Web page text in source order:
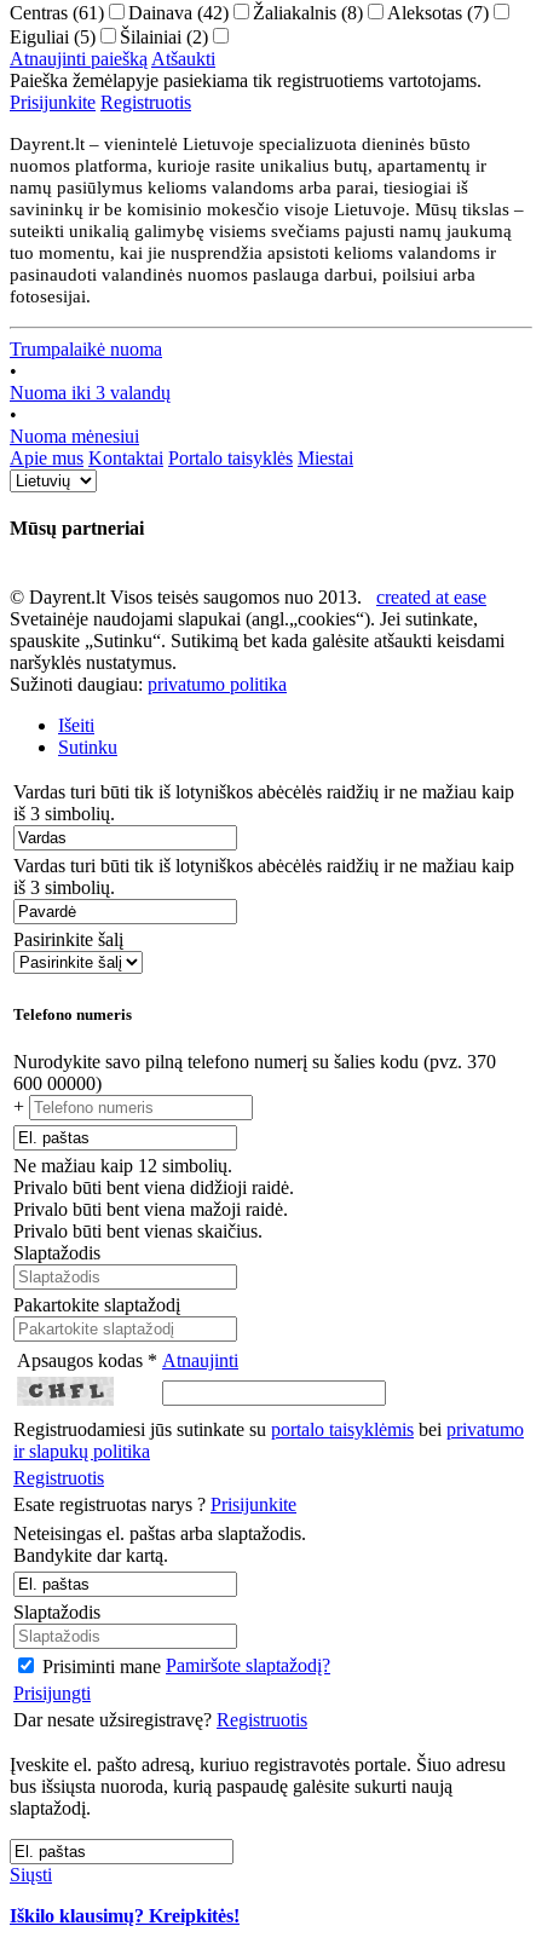
Centras (61) Dainava (42) Žaliakalnis (8) Aleksotas (7)
Eiguliai (5) Šilainiai (2)
Atnaujinti paiešką Atšaukti
Paieška žemėlapyje pasiekiama tik registruotiems vartotojams.
Prisijunkite Registruotis
Dayrent.lt – vienintelė Lietuvoje specializuota dieninės būsto
nuomos platforma, kurioje rasite unikalius butų, apartamentų ir
namų pasiūlymus kelioms valandoms arba parai, tiesiogiai iš
savininkų ir be komisinio mokesčio visoje Lietuvoje. Mūsų tikslas –
suteikti unikalią galimybę visiems svečiams pajusti namų jaukumą
tuo momentu, kai jie nusprendžia apsistoti kelioms valandoms ir
pasinaudoti valandinės nuomos paslauga darbui, poilsiui arba
fotosesijai.
Trumpalaikė nuoma
•
Nuoma iki 3 valandų
•
Nuoma mėnesiui
Apie mus Kontaktai Portalo taisyklės Miestai
Mūsų partneriai
© Dayrent.lt Visos teisės saugomos nuo 2013. created at ease
Svetainėje naudojami slapukai (angl.„cookies“). Jei sutinkate,
spauskite „Sutinku“. Sutikimą bet kada galėsite atšaukti keisdami
naršyklės nustatymus.
Sužinoti daugiau: privatumo politika
Išeiti
Sutinku
Vardas turi būti tik iš lotyniškos abėcėlės raidžių ir ne mažiau kaip
iš 3 simbolių.
Vardas turi būti tik iš lotyniškos abėcėlės raidžių ir ne mažiau kaip
iš 3 simbolių.
Pasirinkite šalį
Telefono numeris
Nurodykite savo pilną telefono numerį su šalies kodu (pvz. 370
600 00000)
+
Ne mažiau kaip 12 simbolių.
Privalo būti bent viena didžioji raidė.
Privalo būti bent viena mažoji raidė.
Privalo būti bent vienas skaičius.
Slaptažodis
Pakartokite slaptažodį
Apsaugos kodas * Atnaujinti
Registruodamiesi jūs sutinkate su portalo taisyklėmis bei privatumo
ir slapukų politika
Registruotis
Esate registruotas narys ? Prisijunkite
Neteisingas el. paštas arba slaptažodis.
Bandykite dar kartą.
Slaptažodis
Prisiminti mane Pamiršote slaptažodį?
Prisijungti
Dar nesate užsiregistravę? Registruotis
Įveskite el. pašto adresą, kuriuo registravotės portale. Šiuo adresu
bus išsiųsta nuoroda, kurią paspaudę galėsite sukurti naują
slaptažodį.
Siųsti
Iškilo klausimų? Kreipkitės!